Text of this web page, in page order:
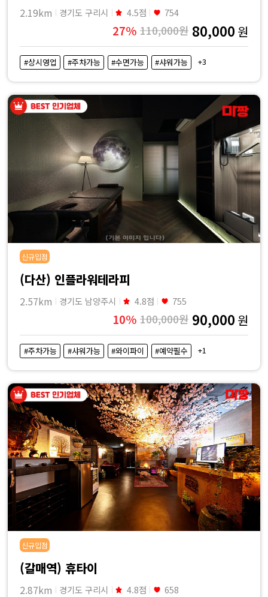
2.19km 경기도 구리시 4.5점 754
27% 110,000원 80,000 원
#상시영업 #주차가능 #수면가능 #샤워가능 +3
신규입점
(다산) 인플라워테라피
2.57km 경기도 남양주시 4.8점 755
10% 100,000원 90,000 원
#주차가능 #샤워가능 #와이파이 #예약필수 +1
신규입점
(갈매역) 휴타이
2.87km 경기도 구리시 4.8점 658